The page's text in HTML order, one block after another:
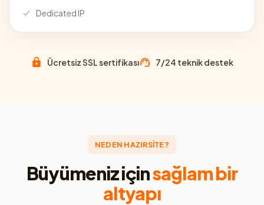
Dedicated IP
Ücretsiz SSL sertifikası 7/24 teknik destek
NEDEN HAZIRSİTE?
Büyümeniz içinsağlam bir
altyapı